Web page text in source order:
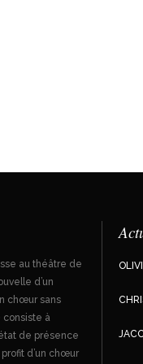
au théâtre de
d’un
chœur sans
consiste à
de présence
d’un chœur